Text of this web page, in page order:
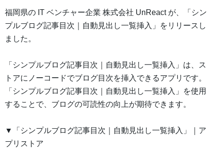
福岡県の IT ベンチャー企業 株式会社 UnReact が、「シン
プルブログ記事目次｜自動見出し一覧挿入」をリリースし
ました。
「シンプルブログ記事目次｜自動見出し一覧挿入」は、ス
トアにノーコードでブログ目次を挿入できるアプリです。
「シンプルブログ記事目次｜自動見出し一覧挿入」を使用
することで、ブログの可読性の向上が期待できます。
▼「シンプルブログ記事目次｜自動見出し一覧挿入」｜ア
プリストア